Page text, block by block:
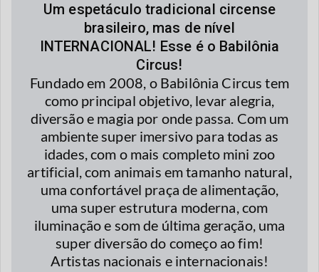
Um espetáculo tradicional circense
brasileiro, mas de nível
INTERNACIONAL! Esse é o Babilônia
Circus!
Fundado em 2008, o Babilônia Circus tem
como principal objetivo, levar alegria,
diversão e magia por onde passa. Com um
ambiente super imersivo para todas as
idades, com o mais completo mini zoo
artificial, com animais em tamanho natural,
uma confortável praça de alimentação,
uma super estrutura moderna, com
iluminação e som de última geração, uma
super diversão do começo ao fim!
Artistas nacionais e internacionais!